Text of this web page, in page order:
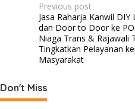
Post
navigation
Previous post
Jasa Raharja Kanwil DIY
dan Door to Door ke
Niaga Trans & Rajawali
Tingkatkan Pelayanan
Masyarakat
Don't Miss